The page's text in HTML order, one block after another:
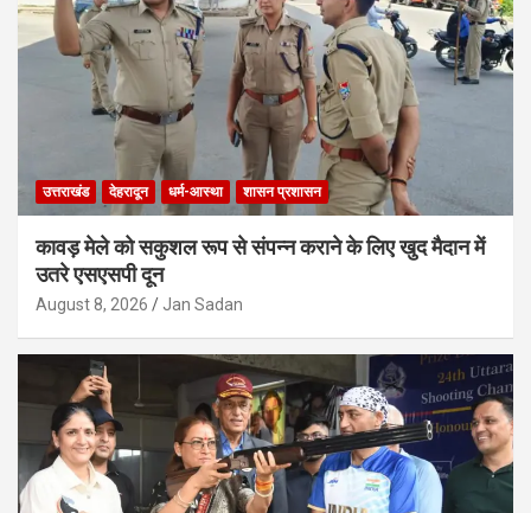
उत्तराखंड देहरादून धर्म-आस्था शासन प्रशासन
कावड़ मेले को सकुशल रूप से संपन्न कराने के लिए खुद मैदान में
उतरे एसएसपी दून
August 8, 2026 Jan Sadan